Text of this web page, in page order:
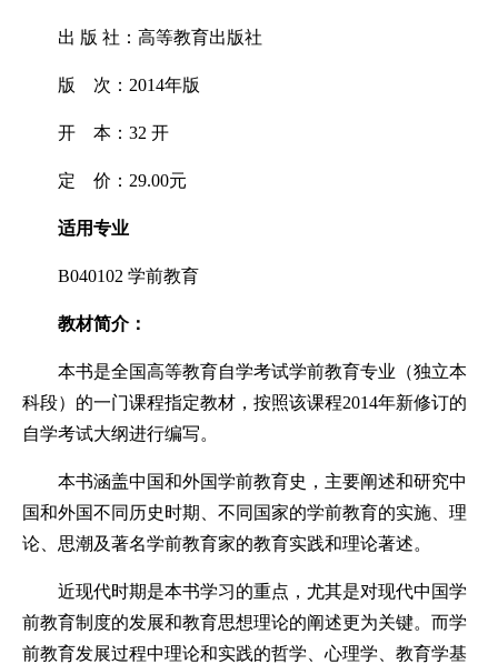
出 版 社：高等教育出版社
版 次：2014年版
开 本：32 开
定 价：29.00元
适用专业
B040102 学前教育
教材简介：
本书是全国高等教育自学考试学前教育专业（独立本
科段）的一门课程指定教材，按照该课程2014年新修订的
自学考试大纲进行编写。
本书涵盖中国和外国学前教育史，主要阐述和研究中
国和外国不同历史时期、不同国家的学前教育的实施、理
论、思潮及著名学前教育家的教育实践和理论著述。
近现代时期是本书学习的重点，尤其是对现代中国学
前教育制度的发展和教育思想理论的阐述更为关键。而学
前教育发展过程中理论和实践的哲学、心理学、教育学基